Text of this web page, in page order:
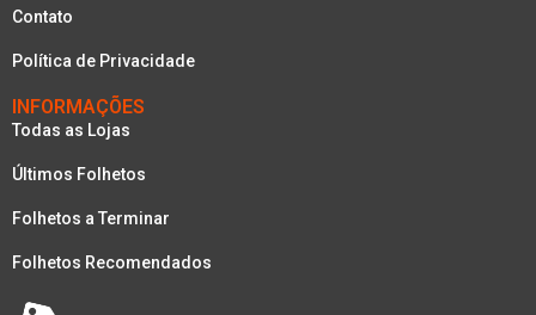
Contato
Política de Privacidade
INFORMAÇÕES
Todas as Lojas
Últimos Folhetos
Folhetos a Terminar
Folhetos Recomendados